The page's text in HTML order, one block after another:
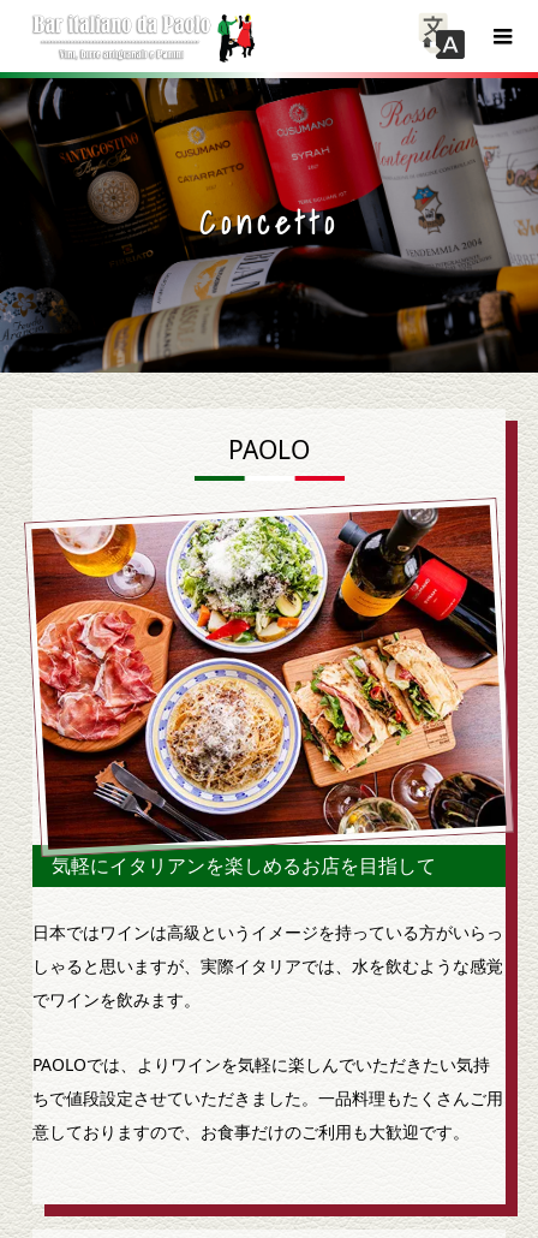
Concetto
PAOLO
気軽にイタリアンを楽しめるお店を目指して
日本ではワインは高級というイメージを持っている方がいらっ
しゃると思いますが、実際イタリアでは、水を飲むような感覚
でワインを飲みます。
PAOLOでは、よりワインを気軽に楽しんでいただきたい気持
ちで値段設定させていただきました。一品料理もたくさんご用
意しておりますので、お食事だけのご利用も大歓迎です。